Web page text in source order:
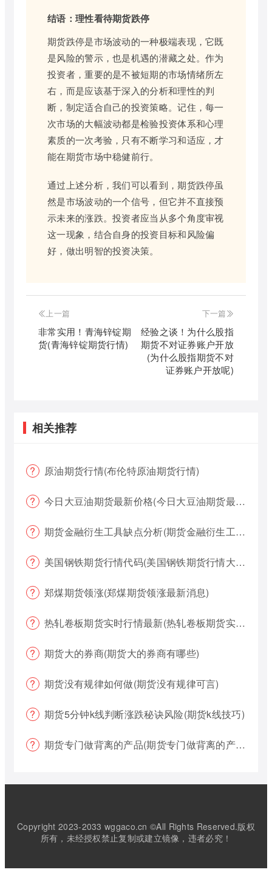
结语：理性看待期货跌停
期货跌停是市场波动的一种极端表现，它既
是风险的警示，也是机遇的潜藏之处。作为
投资者，重要的是不被短期的市场情绪所左
右，而是应该基于深入的分析和理性的判
断，制定适合自己的投资策略。记住，每一
次市场的大幅波动都是检验投资体系和心理
素质的一次考验，只有不断学习和适应，才
能在期货市场中稳健前行。
通过上述分析，我们可以看到，期货跌停虽
然是市场波动的一个信号，但它并不直接预
示未来的涨跌。投资者应当从多个角度审视
这一现象，结合自身的投资目标和风险偏
好，做出明智的投资决策。
上一篇
非常实用！青海锌锭期
货(青海锌锭期货行情)
下一篇
经验之谈！为什么股指
期货不对证券账户开放
(为什么股指期货不对
证券账户开放呢)
相关推荐
原油期货行情(布伦特原油期货行情)
今日大豆油期货最新价格(今日大豆油期货最新价格行情)
期货金融衍生工具缺点分析(期货金融衍生工具缺点分析报告)
美国钢铁期货行情代码(美国钢铁期货行情大盘)
郑煤期货领涨(郑煤期货领涨最新消息)
热轧卷板期货实时行情最新(热轧卷板期货实时行情最新报价)
期货大的券商(期货大的券商有哪些)
期货没有规律如何做(期货没有规律可言)
期货5分钟k线判断涨跌秘诀风险(期货k线技巧)
期货专门做背离的产品(期货专门做背离的产品有哪些)
Copyright 2023-2033 wggaco.cn ©All Rights Reserved.版权
所有，未经授权禁止复制或建立镜像，违者必究！